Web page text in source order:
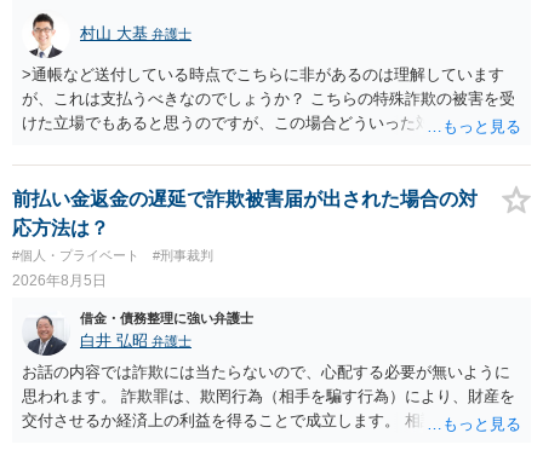
村山 大基 弁護士
>通帳など送付している時点でこちらに非があるのは理解しています
が、これは支払うべきなのでしょうか？ こちらの特殊詐欺の被害を受
けた立場でもあると思うのですが、この場合どういった対処が必要で
がいいとは思います。 そもそも、特殊詐欺関係なく旦那さんの行為
は法に触れる可能性もあります。 ＞100万を支払わず穏便に和解する
ことは可能でしょうか？ →一般的には難しいです。相談者さんも１０
０万円の被害を受けたとして、１円も払わないで和解したいと言われ
たら、 できるだけ重い刑罰を与えて欲しい、と思われるのではない
でしょうか。 ＞弁護士さんに入ってもらうことで支払額が下がること
はありますか？ そこはあり得ます、ただ、弁護士費用かけるならその
分賠償に回すことも考えられるので、 兼ね合いは考えてみましょう。
前払い金返金の遅延で詐欺被害届が出された場合の対
応方法は？
#個人・プライベート #刑事裁判
2026年8月5日
借金・債務整理に強い弁護士
白井 弘昭 弁護士
お話の内容では詐欺には当たらないので、心配する必要が無いように
思われます。 詐欺罪は、欺罔行為（相手を騙す行為）により、財産を
交付させるか経済上の利益を得ることで成立します。 相談者さんは、